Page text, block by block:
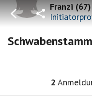
Franzi(67)
2